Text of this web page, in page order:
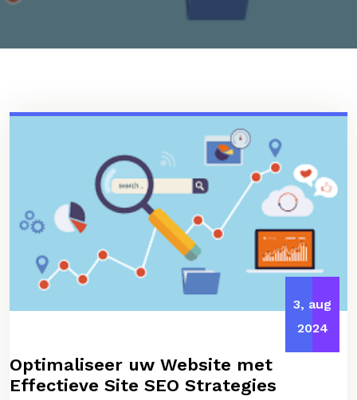
3, aug
2024
Optimaliseer uw Website met
Effectieve Site SEO Strategies